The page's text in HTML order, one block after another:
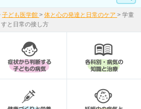
子ども医学館 > 体と心の発達と日常のケア > 学童
と日常の接し方